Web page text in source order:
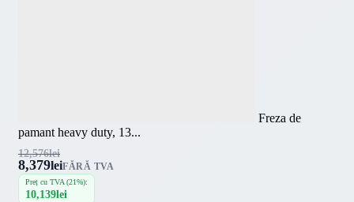
Freza de
pamant heavy duty, 13...
12,576lei
8,379leiFĂRĂ TVA
Preț cu TVA (21%):
10,139lei